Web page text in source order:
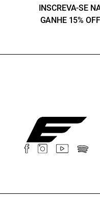
INSCREVA-SE
GANHE 15%